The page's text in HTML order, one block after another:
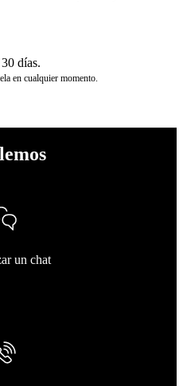
días.
en cualquier momento.
un chat